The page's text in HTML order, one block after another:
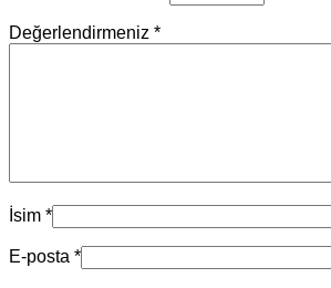
Değerlendirmeniz *
İsim *
E-posta *